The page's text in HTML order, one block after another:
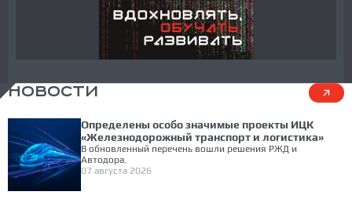
НОВОСТИ
Определены особо значимые проекты ИЦК
«Железнодорожный транспорт и логистика»
В обновленный перечень вошли решения РЖД и
Автодора.
07 августа 2026